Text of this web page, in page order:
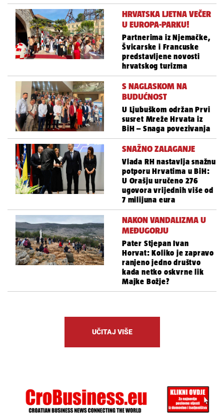
HRVATSKA LJETNA VEČER
U EUROPA-PARKU!
Partnerima iz Njemačke,
Švicarske i Francuske
predstavljene novosti
hrvatskog turizma
S NAGLASKOM NA
BUDUĆNOST
U Ljubuškom održan Prvi
susret Mreže Hrvata iz
BiH – Snaga povezivanja
SNAŽNO ZALAGANJE
Vlada RH nastavlja snažnu
potporu Hrvatima u BiH:
U Orašju uručeno 276
ugovora vrijednih više od
7 milijuna eura
NAKON VANDALIZMA U
MEĐUGORJU
Pater Stjepan Ivan
Horvat: Koliko je zapravo
ranjeno jedno društvo
kada netko oskvrne lik
Majke Božje?
UČITAJ VIŠE